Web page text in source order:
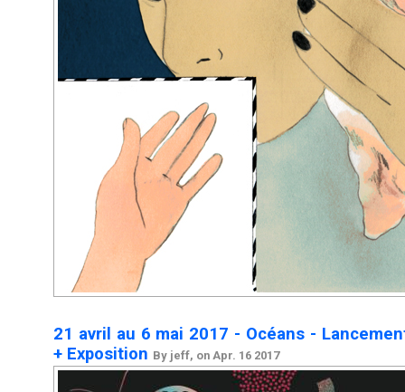
21 avril au 6 mai 2017 - Océans -
+ Exposition By jeff, on Apr. 16 2017